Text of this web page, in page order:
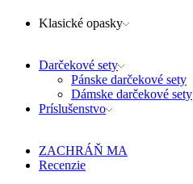
Klasické opasky
Darčekové sety
Pánske darčekové sety
Dámske darčekové sety
Príslušenstvo
ZACHRÁŇ MA
Recenzie